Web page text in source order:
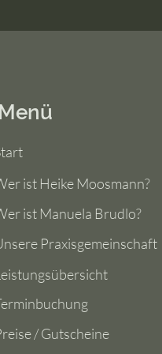
Menü
ist Heike Moosmann?
ist Manuela Brudlo?
Praxisgemeinschaft
/ Gutscheine